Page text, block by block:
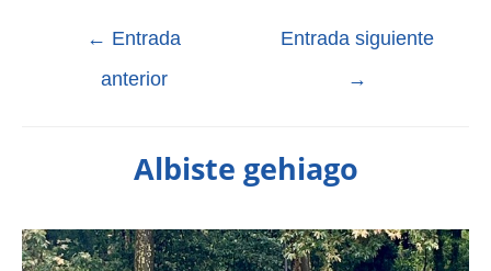
← Entrada
anterior
Entrada siguiente
→
Albiste gehiago